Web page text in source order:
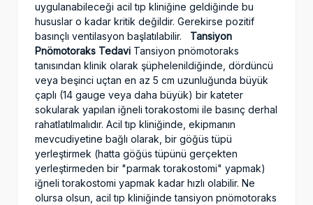
uygulanabileceği acil tıp kliniğine geldiğinde bu
hususlar o kadar kritik değildir. Gerekirse pozitif
basınçlı ventilasyon başlatılabilir. Tansiyon
Pnömotoraks Tedavi Tansiyon pnömotoraks
tanısından klinik olarak şüphelenildiğinde, dördüncü
veya beşinci uçtan en az 5 cm uzunluğunda büyük
çaplı (14 gauge veya daha büyük) bir kateter
sokularak yapılan iğneli torakostomi ile basınç derhal
rahatlatılmalıdır. Acil tıp kliniğinde, ekipmanın
mevcudiyetine bağlı olarak, bir göğüs tüpü
yerleştirmek (hatta göğüs tüpünü gerçekten
yerleştirmeden bir "parmak torakostomi" yapmak)
iğneli torakostomi yapmak kadar hızlı olabilir. Ne
olursa olsun, acil tıp kliniğinde tansiyon pnömotoraks